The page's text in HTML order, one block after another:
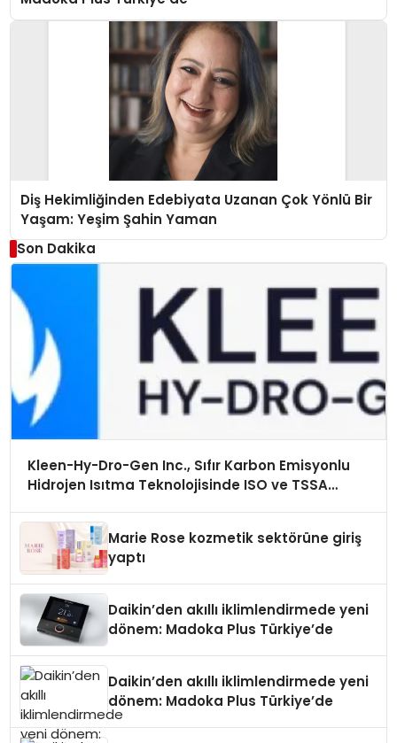
Diş Hekimliğinden Edebiyata Uzanan Çok Yönlü Bir
Yaşam: Yeşim Şahin Yaman
Son Dakika
Kleen-Hy-Dro-Gen Inc., Sıfır Karbon Emisyonlu
Hidrojen Isıtma Teknolojisinde ISO ve TSSA
Marie Rose kozmetik sektörüne giriş
yaptı
Daikin’den akıllı iklimlendirmede yeni
dönem: Madoka Plus Türkiye’de
Daikin’den akıllı iklimlendirmede yeni
dönem: Madoka Plus Türkiye’de